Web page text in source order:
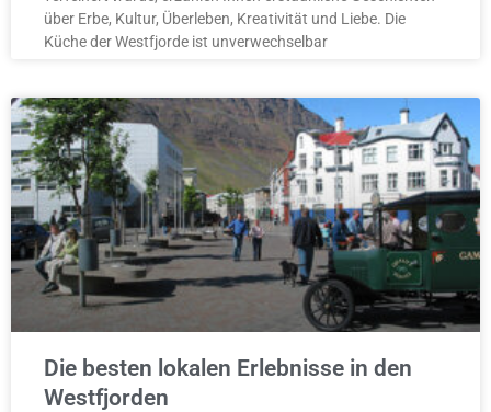
über Erbe, Kultur, Überleben, Kreativität und Liebe. Die
Küche der Westfjorde ist unverwechselbar
Die besten lokalen Erlebnisse in den
Westfjorden